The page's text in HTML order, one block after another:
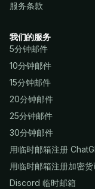
服务条款
我们的服务
5分钟邮件
10分钟邮件
15分钟邮件
20分钟邮件
25分钟邮件
30分钟邮件
用临时邮箱注册
用临时邮箱注册加密
Discord 临时邮箱